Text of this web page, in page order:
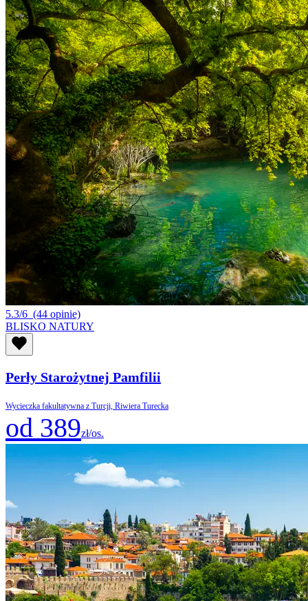
5.3/6 (44 opinie)
BLISKO NATURY
Perły Starożytnej Pamfilii
Wycieczka fakultatywna z Turcji, Riwiera Turecka
od 389zł/os.